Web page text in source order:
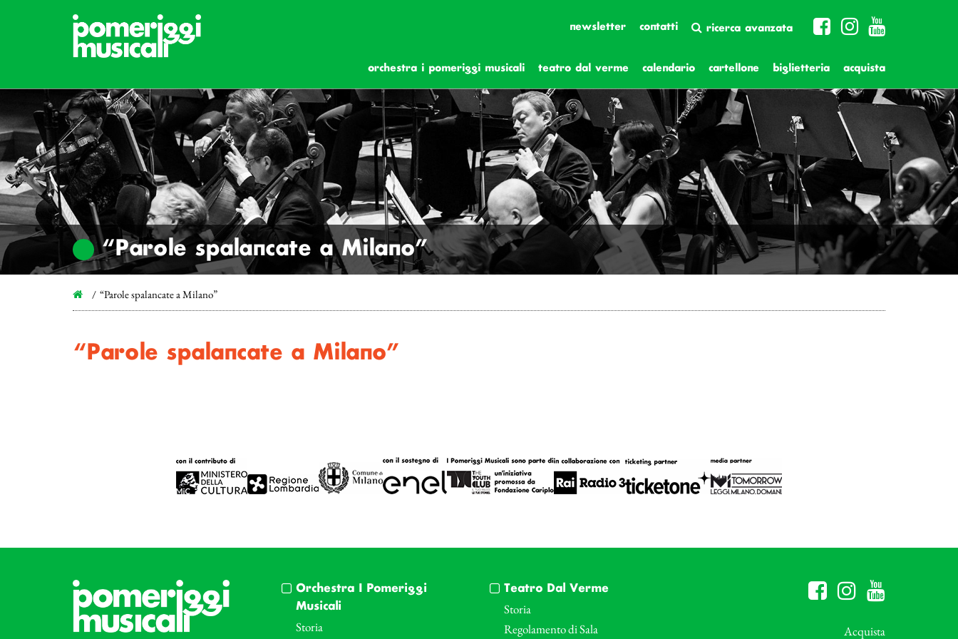
newsletter contatti ricerca avanzata
orchestra i pomeriggi musicali teatro dal verme calendario cartellone biglietteria acquista
“Parole spalancate a Milano”
“Parole spalancate a Milano”
“Parole spalancate a Milano”
Orchestra I Pomeriggi
Musicali
Storia
Teatro Dal Verme
Storia
Regolamento di Sala
Acquista